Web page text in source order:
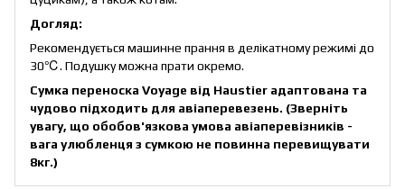
Догляд:
Рекомендується машинне прання в делікатному режимі до
30℃. Подушку можна прати окремо.
Сумка переноска Voyage від Haustier адаптована та
чудово підходить для авіаперевезень. (Зверніть
увагу, що обобов'язкова умова авіаперевізників -
вага улюбленця з сумкою не повинна перевищувати
8кг.)